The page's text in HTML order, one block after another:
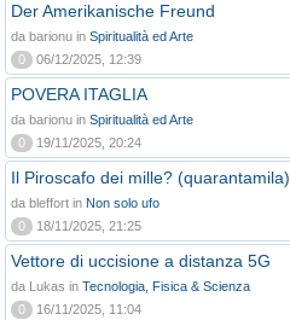
Der Amerikanische Freund
da barionu in Spiritualità ed Arte
0
06/12/2025, 12:39
POVERA ITAGLIA
da barionu in Spiritualità ed Arte
0
19/11/2025, 20:24
Il Piroscafo dei mille? (quarantamila)
da bleffort in Non solo ufo
0
18/11/2025, 21:25
Vettore di uccisione a distanza 5G
da Lukas in Tecnologia, Fisica & Scienza
0
16/11/2025, 11:04